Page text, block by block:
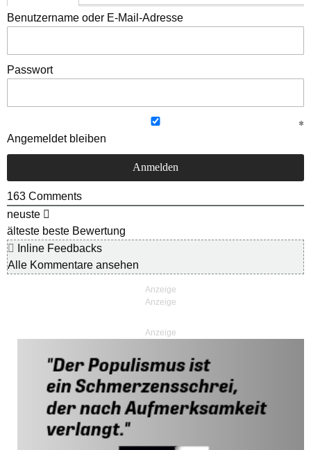
Benutzername oder E-Mail-Adresse
Passwort
Angemeldet bleiben
163 Comments
neuste
älteste beste Bewertung
Inline Feedbacks
Alle Kommentare ansehen
Anzeige